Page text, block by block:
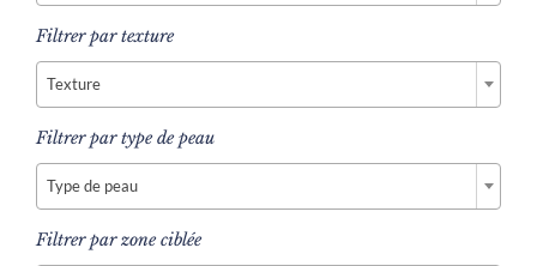
Filtrer par texture
Texture
Filtrer par type de peau
Type de peau
Filtrer par zone ciblée